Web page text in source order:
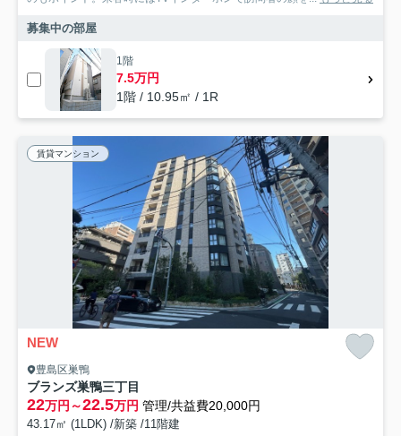
募集中の部屋
1階
7.5万円
1階 / 10.95㎡ / 1R
賃貸マンション
NEW
豊島区巣鴨
ブランズ巣鴨三丁目
22万円～22.5万円 管理/共益費20,000円
43.17㎡ (1LDK) /新築 /11階建